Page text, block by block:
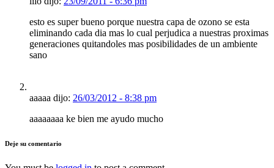
esto es super bueno porque nuestra capa de ozono se esta
eliminando cada dia mas lo cual perjudica a nuestras proximas
generaciones quitandoles mas posibilidades de un ambiente
sano
aaaaa dijo: 26/03/2012 - 8:38 pm
aaaaaaaa ke bien me ayudo mucho
Deje su comentario